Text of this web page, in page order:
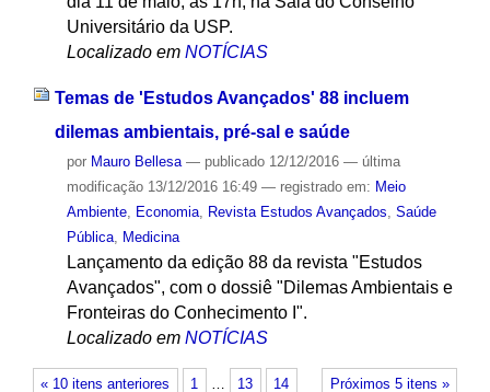
Universitário da USP.
Localizado em NOTÍCIAS
Temas de 'Estudos Avançados' 88 incluem
dilemas ambientais, pré-sal e saúde
por Mauro Bellesa — publicado12/12/2016 — última
modificação13/12/2016 16:49 — registrado em: Meio
Ambiente, Economia, Revista Estudos Avançados, Saúde
Pública, Medicina
Lançamento da edição 88 da revista "Estudos
Avançados", com o dossiê "Dilemas Ambientais e
Fronteiras do Conhecimento I".
Localizado em NOTÍCIAS
« 10 itens anteriores Próximos 5 itens »
1 … 13 14